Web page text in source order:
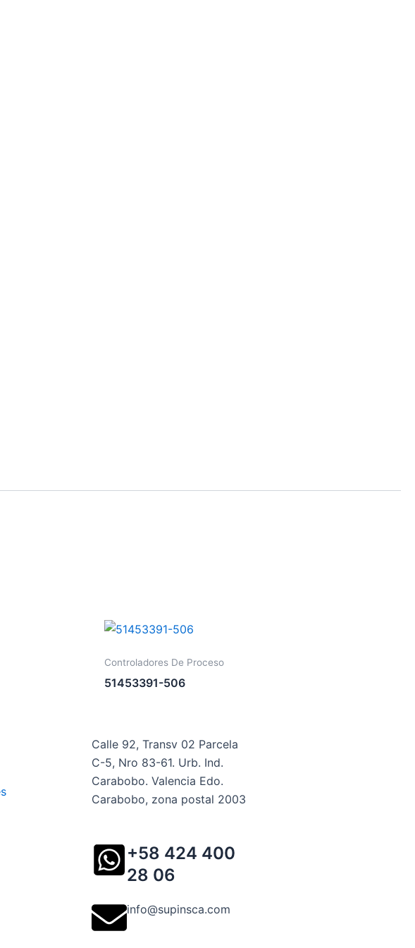
Controladores De Proceso
51453391-506
Calle 92, Transv 02 Parcela
C-5, Nro 83-61. Urb. Ind.
Carabobo. Valencia Edo.
Carabobo, zona postal 2003
+58 424 400
28 06
info@supinsca.com